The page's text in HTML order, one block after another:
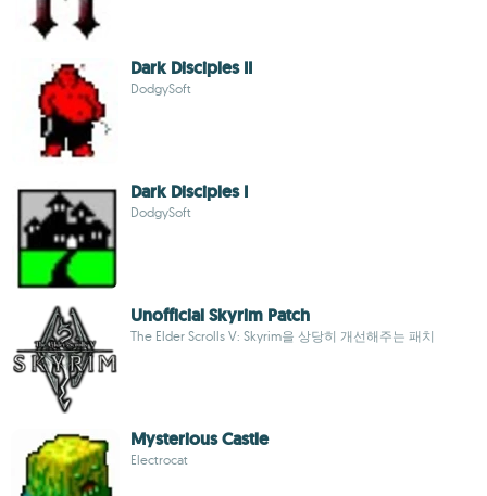
Dark Disciples II
DodgySoft
Dark Disciples I
DodgySoft
Unofficial Skyrim Patch
The Elder Scrolls V: Skyrim을 상당히 개선해주는 패치
Mysterious Castle
Electrocat